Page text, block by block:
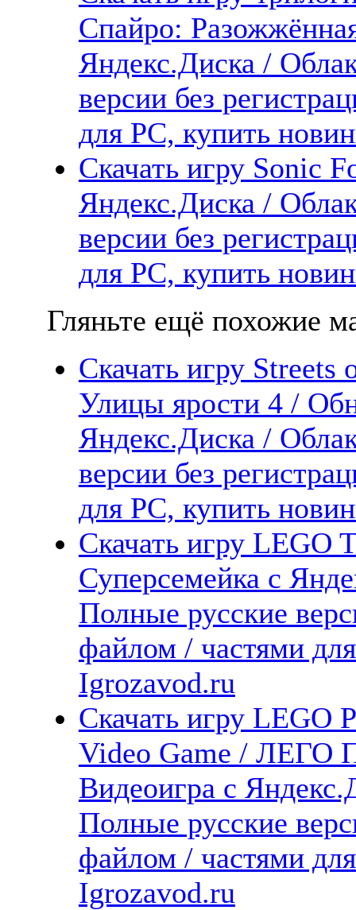
Спайро:
Яндекс.Диска /
версии без
для PC, купить
Скачать игру Sonic
Яндекс.Диска /
версии без
для PC, купить
Гляньте ещё похожие
Скачать игру
Улицы ярости 4 /
Яндекс.Диска /
версии без
для PC, купить
Скачать игру
Суперсемейка с
Полные русские
файлом / частями
Igrozavod.ru
Скачать игру LEGO
Video Game / ЛЕГО
Видеоигра с
Полные русские
файлом / частями
Igrozavod.ru